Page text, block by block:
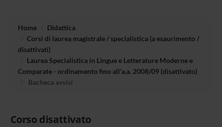
Home
Didattica
Corsi di laurea magistrale / specialistica (a esaurimento /
disattivati)
Laurea Specialistica in Lingue e Letterature Moderne e
Comparate - ordinamento fino all'a.a. 2008/09 (disattivato)
Bacheca avvisi
Corso disattivato